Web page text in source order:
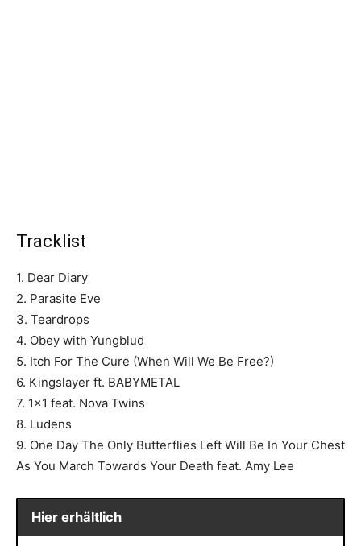
Tracklist
1. Dear Diary
2. Parasite Eve
3. Teardrops
4. Obey with Yungblud
5. Itch For The Cure (When Will We Be Free?)
6. Kingslayer ft. BABYMETAL
7. 1×1 feat. Nova Twins
8. Ludens
9. One Day The Only Butterflies Left Will Be In Your Chest
As You March Towards Your Death feat. Amy Lee
Hier erhältlich